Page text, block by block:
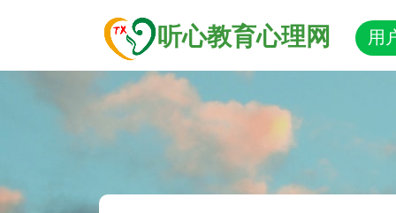
听心教育心理网 用